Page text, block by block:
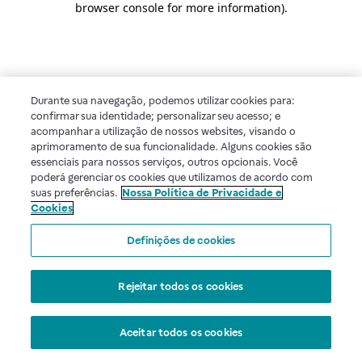
browser console for more information).
Durante sua navegação, podemos utilizar cookies para:
confirmar sua identidade; personalizar seu acesso; e
acompanhar a utilização de nossos websites, visando o
aprimoramento de sua funcionalidade. Alguns cookies são
essenciais para nossos serviços, outros opcionais. Você
poderá gerenciar os cookies que utilizamos de acordo com
suas preferências. Nossa Política de Privacidade e
Cookies
Definições de cookies
Rejeitar todos os cookies
Aceitar todos os cookies